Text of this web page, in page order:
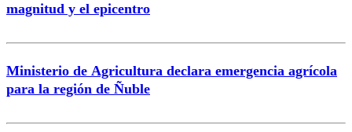
magnitud y el epicentro
Ministerio de Agricultura declara emergencia agrícola
para la región de Ñuble